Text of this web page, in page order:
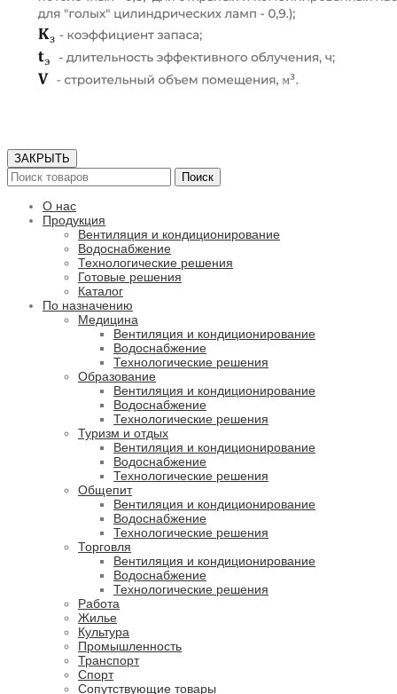
ЗАКРЫТЬ
Поиск
О нас
Продукция
Вентиляция и кондиционирование
Водоснабжение
Технологические решения
Готовые решения
Каталог
По назначению
Медицина
Вентиляция и кондиционирование
Водоснабжение
Технологические решения
Образование
Вентиляция и кондиционирование
Водоснабжение
Технологические решения
Туризм и отдых
Вентиляция и кондиционирование
Водоснабжение
Технологические решения
Общепит
Вентиляция и кондиционирование
Водоснабжение
Технологические решения
Торговля
Вентиляция и кондиционирование
Водоснабжение
Технологические решения
Работа
Жилье
Культура
Промышленность
Транспорт
Спорт
Сопутствующие товары